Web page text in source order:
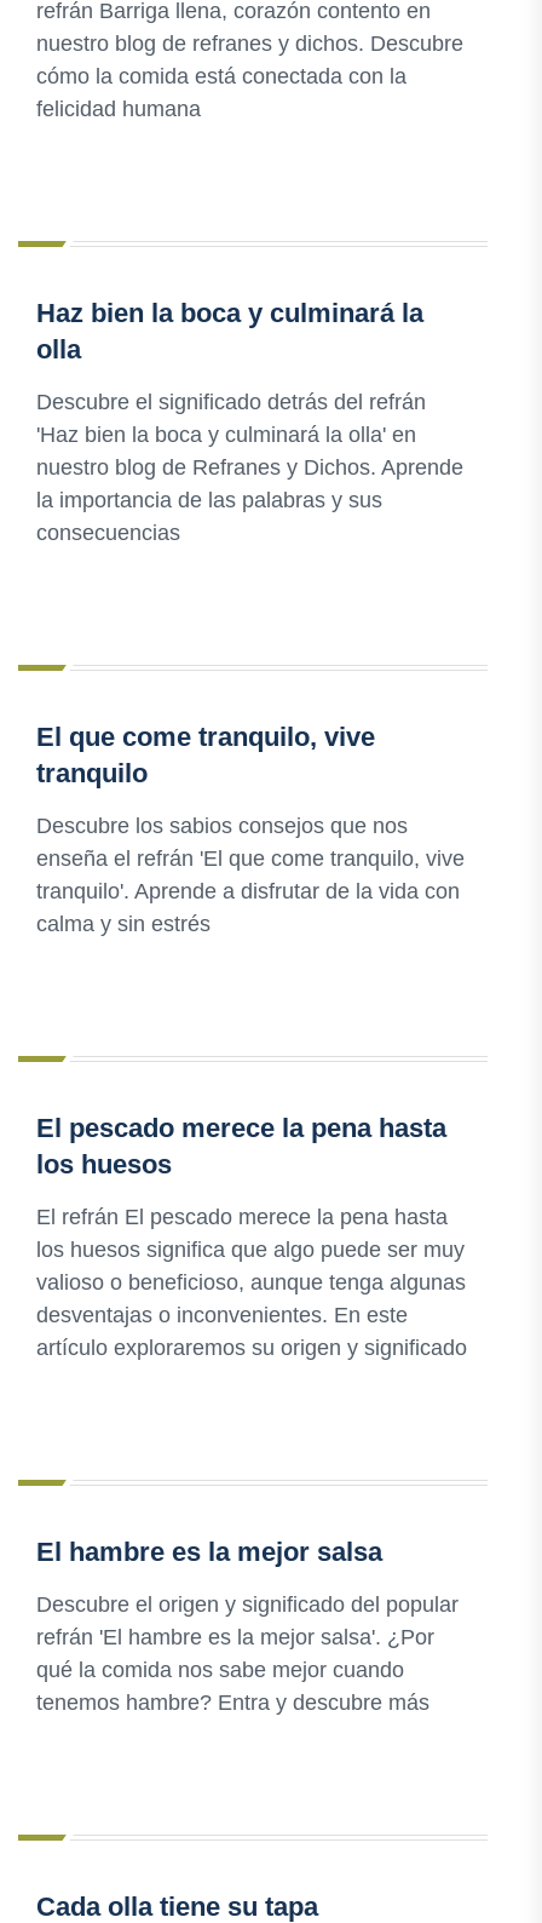
refrán Barriga llena, corazón contento en
nuestro blog de refranes y dichos. Descubre
cómo la comida está conectada con la
felicidad humana
Haz bien la boca y culminará la
olla
Descubre el significado detrás del refrán
'Haz bien la boca y culminará la olla' en
nuestro blog de Refranes y Dichos. Aprende
la importancia de las palabras y sus
consecuencias
El que come tranquilo, vive
tranquilo
Descubre los sabios consejos que nos
enseña el refrán 'El que come tranquilo, vive
tranquilo'. Aprende a disfrutar de la vida con
calma y sin estrés
El pescado merece la pena hasta
los huesos
El refrán El pescado merece la pena hasta
los huesos significa que algo puede ser muy
valioso o beneficioso, aunque tenga algunas
desventajas o inconvenientes. En este
artículo exploraremos su origen y significado
El hambre es la mejor salsa
Descubre el origen y significado del popular
refrán 'El hambre es la mejor salsa'. ¿Por
qué la comida nos sabe mejor cuando
tenemos hambre? Entra y descubre más
Cada olla tiene su tapa